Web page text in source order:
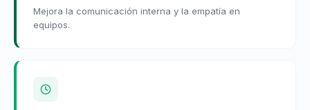
Mejora la comunicación interna y la empatía en
equipos.